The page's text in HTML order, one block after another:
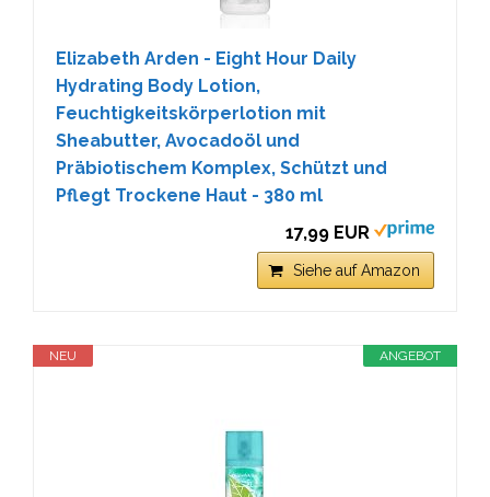
Elizabeth Arden - Eight Hour Daily
Hydrating Body Lotion,
Feuchtigkeitskörperlotion mit
Sheabutter, Avocadoöl und
Präbiotischem Komplex, Schützt und
Pflegt Trockene Haut - 380 ml
17,99 EUR
Siehe auf Amazon
ANGEBOT
NEU